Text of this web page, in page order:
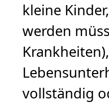
kleine
werden
vollständig